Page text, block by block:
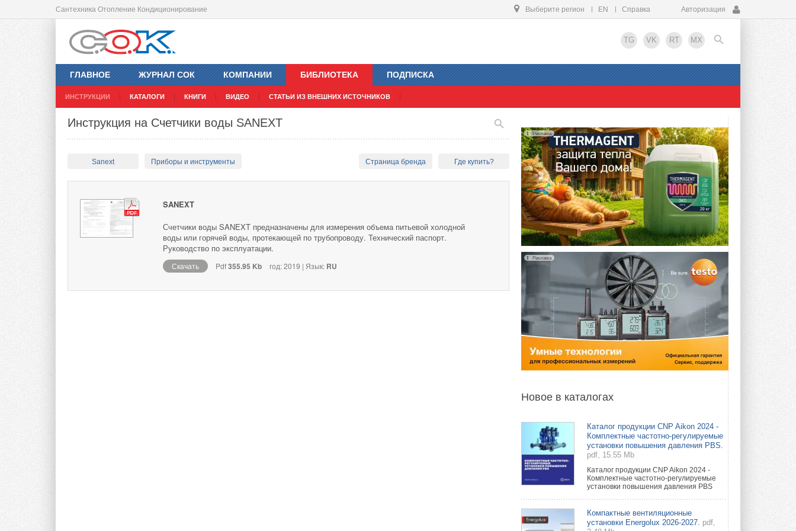
Сантехника Отопление Кондиционирование Выберите регион EN Справка Авторизация
TG VK RT MX
ГЛАВНОЕ ЖУРНАЛ СОК КОМПАНИИ БИБЛИОТЕКА
ИНСТРУКЦИИ КАТАЛОГИ КНИГИ ВИДЕО СТАТЬИ ИЗ ВНЕШНИХ ИСТОЧНИКОВ
ПОДПИСКА
EN
Инструкция на Счетчики воды SANEXT
Sanext Приборы и инструменты Страница бренда Где купить?
SANEXT
Счетчики воды SANEXT предназначены для измерения объема питьевой холодной
воды или горячей воды, протекающей по трубопроводу. Технический паспорт.
Руководство по эксплуатации.
Скачать Pdf355.95 Kb год: 2019 | Язык: RU
Реклама
Реклама
Новое в каталогах
Каталог продукции CNP Aikon 2024 -
Комплектные частотно-регулируемые
установки повышения давления PBS.
pdf, 15.55 Mb
Каталог продукции CNP Aikon 2024 -
Комплектные частотно-регулируемые
установки повышения давления PBS
Компактные вентиляционные
установки Energolux 2026-2027. pdf,